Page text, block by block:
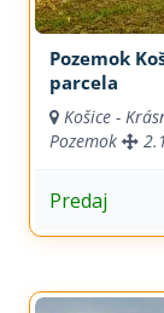
Pozemok
parcela
Košice -
Pozemok
Predaj